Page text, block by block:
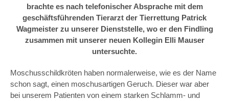
brachte es nach telefonischer Absprache mit dem
geschäftsführenden Tierarzt der Tierrettung Patrick
Wagmeister zu unserer Dienststelle, wo er den Findling
zusammen mit unserer neuen Kollegin Elli Mauser
untersuchte.
Moschusschildkröten haben normalerweise, wie es der Name
schon sagt, einen moschusartigen Geruch. Dieser war aber
bei unserem Patienten von einem starken Schlamm- und